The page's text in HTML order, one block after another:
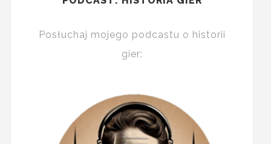
Posłuchaj mojego podcastu o historii
gier: